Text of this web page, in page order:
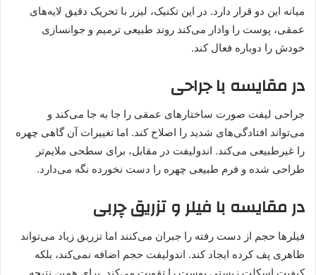
میانه این دو قرار دارد. در این تکنیک، لیزر با تحریک دقیق لایه‌های
عمقی، پوست را وادار می‌کند روند طبیعی ترمیم و جوانسازی
خودش را دوباره فعال کند.
در مقایسه با جراحی
جراحی لیفت صورت ساختارهای عمقی را جا به جا می‌کند و
می‌تواند افتادگی‌های شدید را اصلاح کند. اما تغییرات آن گاهی چهره
را غیرطبیعی می‌کند. اندولیفت در مقابل، برای سطحی ملایم‌تر
طراحی شده و فرم طبیعی چهره را دست نخورده نگه می‌دارد.
در مقایسه با فیلر و تزریق چربی
فیلرها حجم از‌ دست رفته را جبران می‌کنند اما تزریق زیاد می‌تواند
ظاهری پف کرده ایجاد کند. اندولیفت حجم اضافه نمی‌کند، بلکه
کیفیت اسکلت زیستی پوست را تقویت می‌کند. برای همین نتیجه